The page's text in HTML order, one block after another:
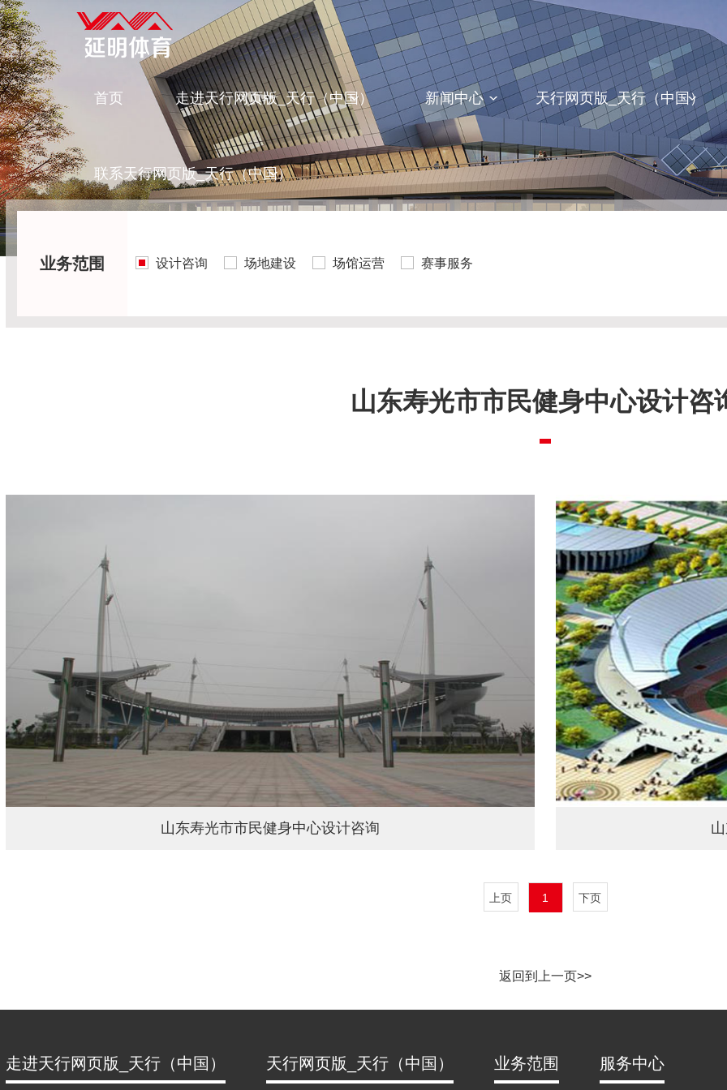
首页 走进天行网页版_天行（中国） 新闻中心 天行网页版_天行（中国）
联系天行网页版_天行（中国）
业务范围 设计咨询 场地建设 场馆运营 赛事服务
山东寿光市市民健身中心设计咨
山东寿光市市民健身中心设计咨询
上页 1 下页
返回到上一页>>
走进天行网页版_天行（中国） 天行网页版_天行（中国） 业务范围 服务中心